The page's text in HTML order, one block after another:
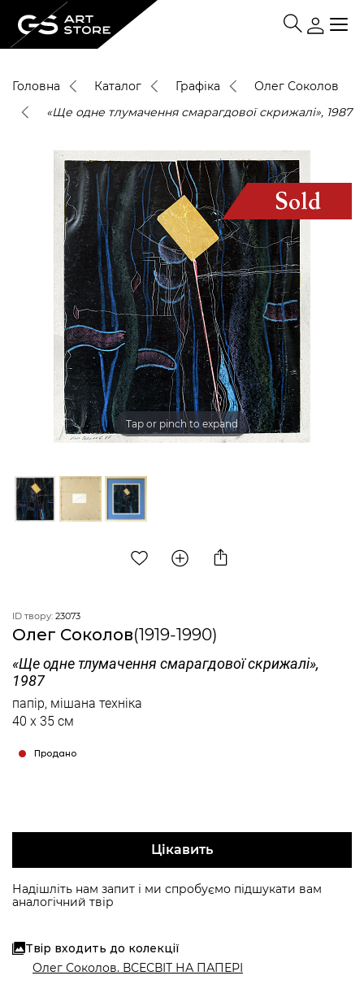
Головна Каталог Графіка
Олег Соколов
«Ще одне тлумачення смарагдової скрижалі», 1987
Tap or pinch to expand
ID твору: 23073
Олег Соколов(1919-1990)
«Ще одне тлумачення смарагдової скрижалі»,
1987
папір, мішана техніка
40 x 35 см
Продано
Цікавить
Надішліть нам запит і ми спробуємо підшукати вам
аналогічний твір
Твір входить до колекції
Олег Соколов. ВСЕСВІТ НА ПАПЕРІ